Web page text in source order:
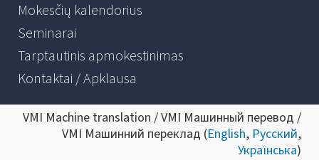
Mokesčių kalendorius
Seminarai
Tarptautinis apmokestinimas
Kontaktai / Apklausa
VMI Machine translation / VMI Машинный перевод /
VMI Машинний переклад (English, Русский,
Українська)